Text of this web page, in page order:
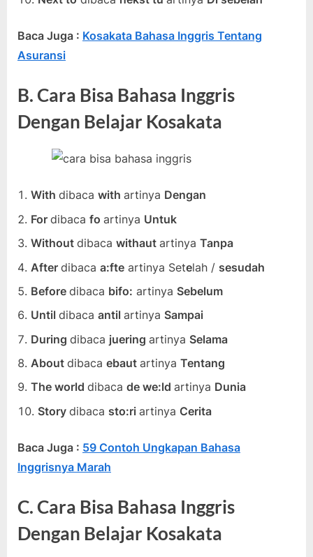
Baca Juga : Kosakata Bahasa Inggris Tentang
Asuransi
B. Cara Bisa Bahasa Inggris
Dengan Belajar Kosakata
With dibaca with artinya Dengan
For dibaca fo artinya Untuk
Without dibaca withaut artinya Tanpa
After dibaca a:fte artinya Setelah / sesudah
Before dibaca bifo: artinya Sebelum
Until dibaca antil artinya Sampai
During dibaca juering artinya Selama
About dibaca ebaut artinya Tentang
The world dibaca de we:ld artinya Dunia
Story dibaca sto:ri artinya Cerita
Baca Juga : 59 Contoh Ungkapan Bahasa
Inggrisnya Marah
C. Cara Bisa Bahasa Inggris
Dengan Belajar Kosakata